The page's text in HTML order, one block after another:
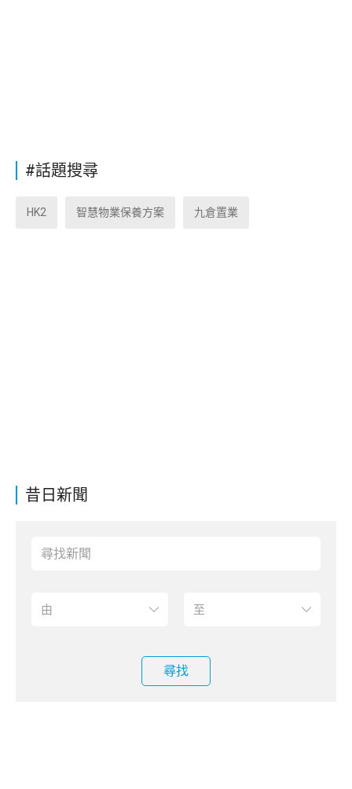
昔日新聞
尋找
#話題搜尋
HK2 智慧物業保養方案 九倉置業